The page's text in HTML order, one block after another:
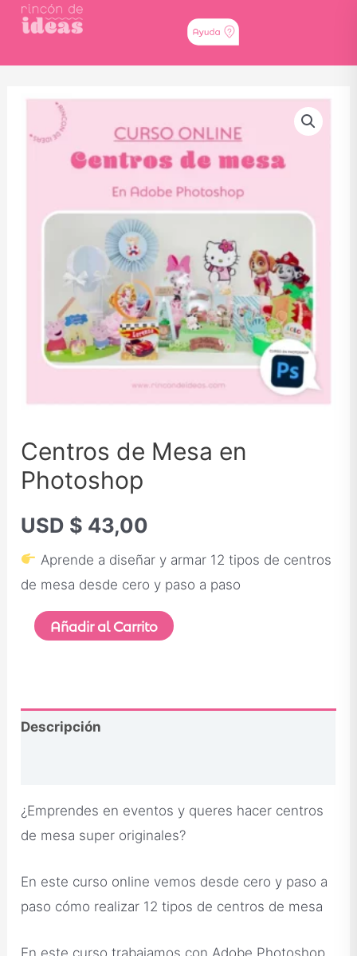
Centros de Mesa en
Photoshop
USD $ 43,00
Aprende a diseñar y armar 12 tipos de centros
de mesa desde cero y paso a paso
Añadir al Carrito
Descripción
¿Emprendes en eventos y queres hacer centros
de mesa super originales?
En este curso online vemos desde cero y paso a
paso cómo realizar 12 tipos de centros de mesa
En este curso trabajamos con Adobe Photoshop,